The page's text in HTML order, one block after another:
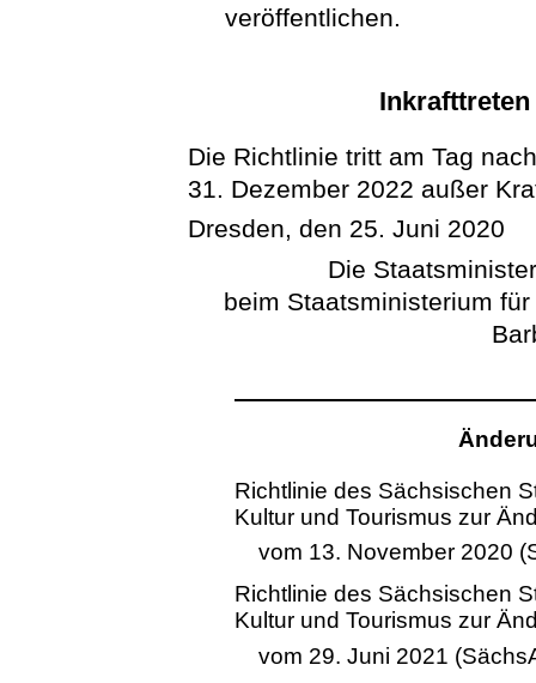
veröffentlichen.
Die Richtlinie tritt am Tag
31. Dezember 2022 außer
Dresden, den 25. Juni 2020
Die
beim Staatsministerium
Richtlinie des Sächsischen
Kultur und Tourismus zur
vom 13. November 2020
Richtlinie des Sächsischen
Kultur und Tourismus zur
vom 29. Juni 2021